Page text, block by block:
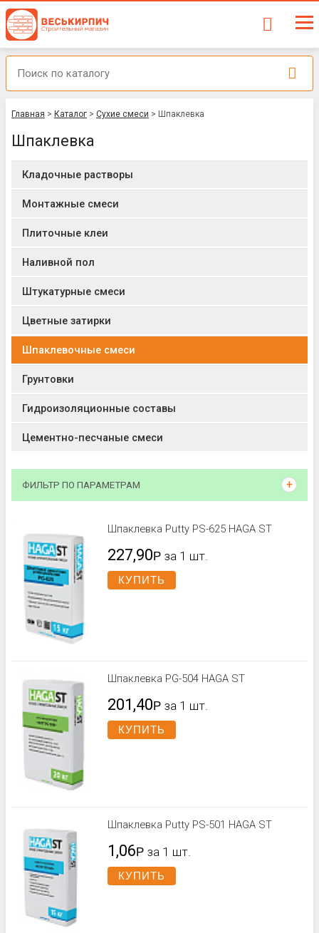
Главная > Каталог > Сухие смеси > Шпаклевка
Шпаклевка
Кладочные растворы
Монтажные смеси
Плиточные клеи
Наливной пол
Штукатурные смеси
Цветные затирки
Шпаклевочные смеси
Грунтовки
Гидроизоляционные составы
Цементно-песчаные смеси
ФИЛЬТР ПО ПАРАМЕТРАМ
Шпаклевка Putty PS-625 HAGA ST
227,90Р за 1 шт.
КУПИТЬ
Шпаклевка PG-504 HAGA ST
201,40Р за 1 шт.
КУПИТЬ
Шпаклевка Putty PS-501 HAGA ST
1,06Р за 1 шт.
КУПИТЬ